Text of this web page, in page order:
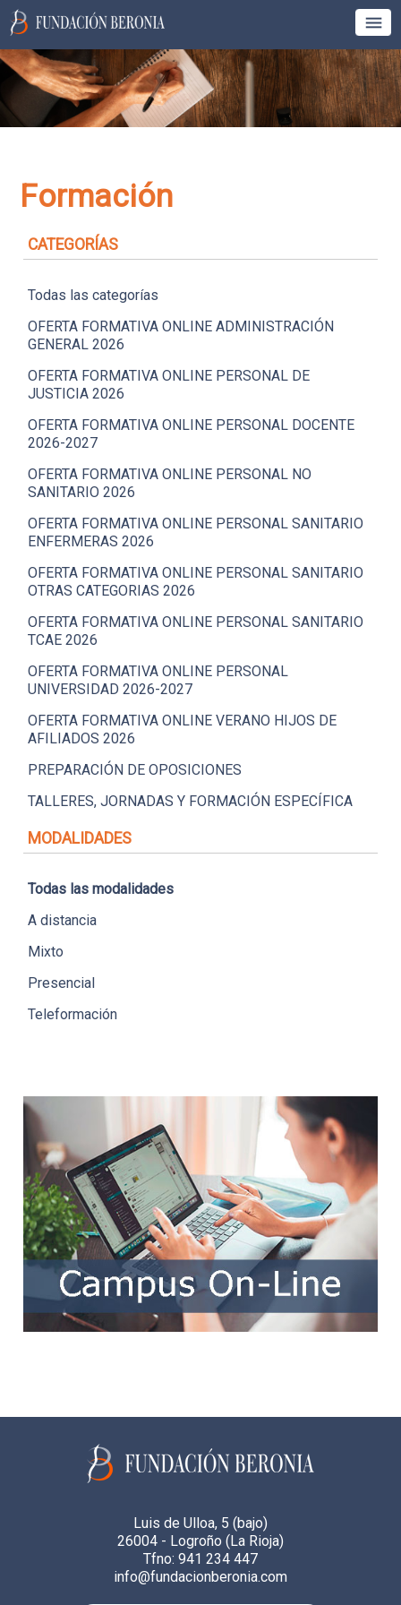
Formación
CATEGORÍAS
Todas las categorías
OFERTA FORMATIVA ONLINE ADMINISTRACIÓN
GENERAL 2026
OFERTA FORMATIVA ONLINE PERSONAL DE
JUSTICIA 2026
OFERTA FORMATIVA ONLINE PERSONAL DOCENTE
2026-2027
OFERTA FORMATIVA ONLINE PERSONAL NO
SANITARIO 2026
OFERTA FORMATIVA ONLINE PERSONAL SANITARIO
ENFERMERAS 2026
OFERTA FORMATIVA ONLINE PERSONAL SANITARIO
OTRAS CATEGORIAS 2026
OFERTA FORMATIVA ONLINE PERSONAL SANITARIO
TCAE 2026
OFERTA FORMATIVA ONLINE PERSONAL
UNIVERSIDAD 2026-2027
OFERTA FORMATIVA ONLINE VERANO HIJOS DE
AFILIADOS 2026
PREPARACIÓN DE OPOSICIONES
TALLERES, JORNADAS Y FORMACIÓN ESPECÍFICA
MODALIDADES
Todas las modalidades
A distancia
Mixto
Presencial
Teleformación
Luis de Ulloa, 5 (bajo)
26004 - Logroño (La Rioja)
Tfno: 941 234 447
info@fundacionberonia.com